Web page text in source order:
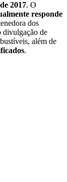
2017. O
responde
dos
divulgação de
além de
.